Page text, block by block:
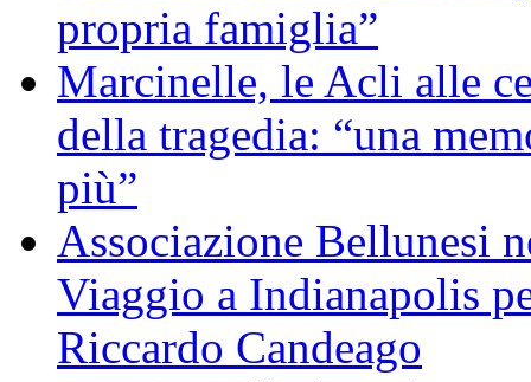
propria famiglia”
Marcinelle, le Acli alle
della tragedia: “una
più”
Associazione Bellunesi
Viaggio a Indianapolis
Riccardo Candeago